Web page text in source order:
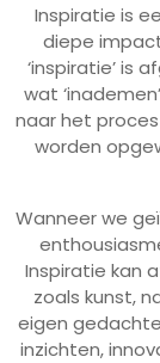
Inspiratie is
diepe
‘inspiratie’ is
wat
naar het
worden
Wanneer we
Inspiratie kan
zoals kunst,
eigen
inzichten,